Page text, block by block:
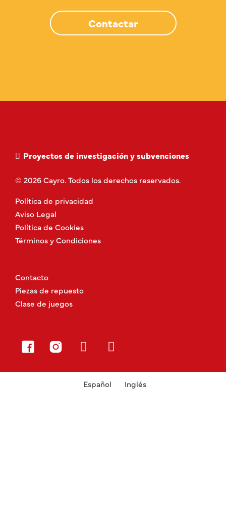
Contactar
Proyectos de investigación y subvenciones
© 2026 Cayro. Todos los derechos reservados.
Política de privacidad
Aviso Legal
Política de Cookies
Términos y Condiciones
Contacto
Piezas de repuesto
Clase de juegos
Español Inglés